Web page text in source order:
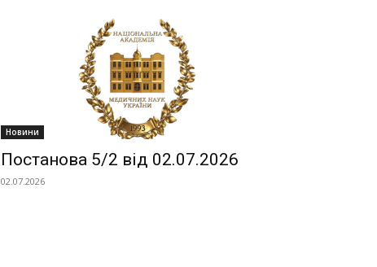
Новини
Постанова 5/2 від 02.07.2026
02.07.2026